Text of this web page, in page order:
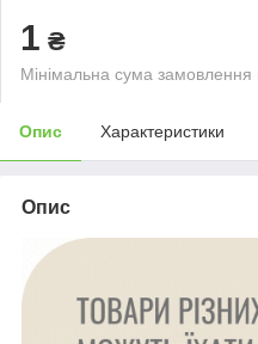
1 ₴
Мінімальна сума
Опис Характеристики
Опис